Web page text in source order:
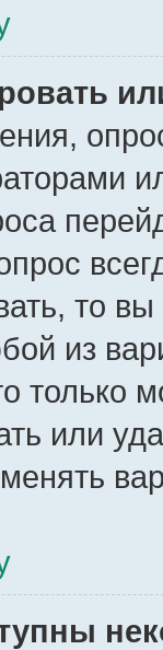
то
из
только
или